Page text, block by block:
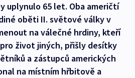
uplynulo 65 let. Oba američtí
oběti II. světové války v
na válečné hrdiny, kteří
život jiných, přišly desítky
a zástupců amerických
na místním hřbitově a